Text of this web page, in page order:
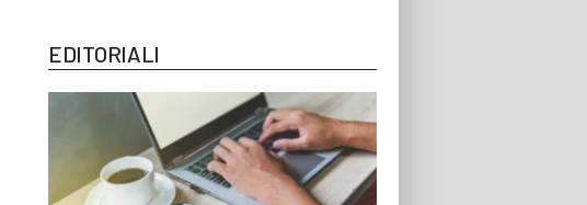
EDITORIALI